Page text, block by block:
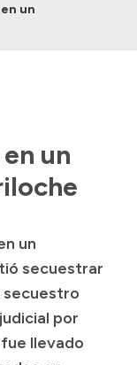
un
un
un
secuestrar
secuestro
por
llevado